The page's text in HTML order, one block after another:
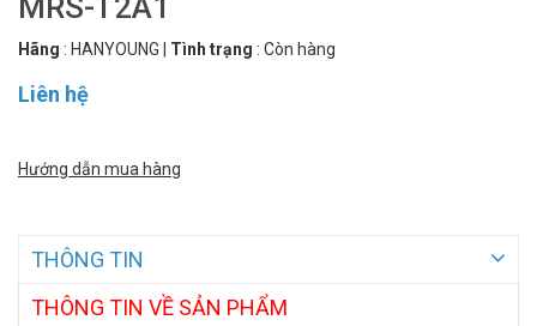
MRS-T2A1
Hãng : HANYOUNG Tình trạng : Còn hàng
Liên hệ
Hướng dẫn mua hàng
THÔNG TIN
THÔNG TIN VỀ SẢN PHẨM